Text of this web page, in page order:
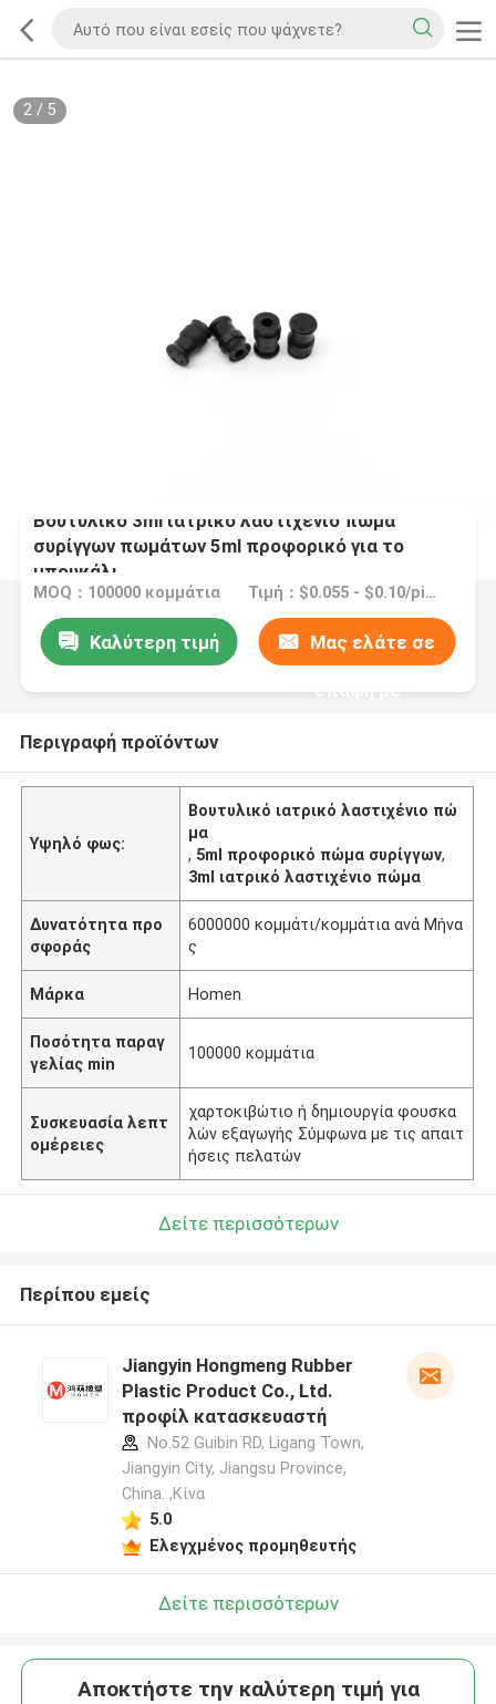
2/ 5
Βουτυλικό 3ml ιατρικό λαστιχένιο πώμα
συρίγγων πωμάτων 5ml προφορικό για το
μπουκάλι
MOQ：100000 κομμάτια Τιμή：$0.055 - $0.10/pieces
Καλύτερη τιμή Μας ελάτε σε
επαφή με
Περιγραφή προϊόντων
Υψηλό φως:
Βουτυλικό ιατρικό λαστιχένιο πώ
μα
, 5ml προφορικό πώμα συρίγγων,
3ml ιατρικό λαστιχένιο πώμα
Δυνατότητα προ
σφοράς
6000000 κομμάτι/κομμάτια ανά Μήνα
ς
Μάρκα Homen
Ποσότητα παραγ
γελίας min
100000 κομμάτια
Συσκευασία λεπτ
ομέρειες
χαρτοκιβώτιο ή δημιουργία φουσκα
λών εξαγωγής Σύμφωνα με τις απαιτ
ήσεις πελατών
Δείτε περισσότερων
Περίπου εμείς
Jiangyin Hongmeng Rubber
Plastic Product Co., Ltd.
προφίλ κατασκευαστή
No.52 Guibin RD, Ligang Town,
Jiangyin City, Jiangsu Province,
China. ,Κίνα
5.0
Ελεγχμένος προμηθευτής
Δείτε περισσότερων
Αποκτήστε την καλύτερη τιμή για